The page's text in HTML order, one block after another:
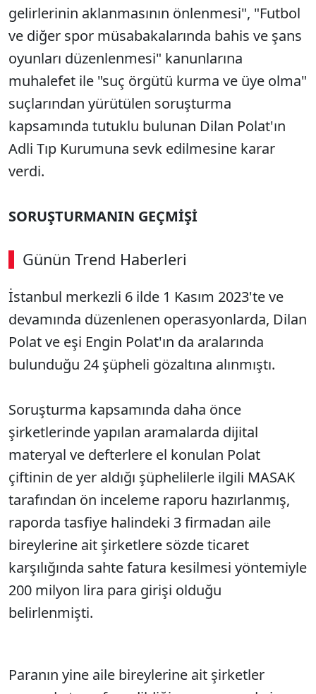
gelirlerinin aklanmasının önlenmesi", "Futbol
ve diğer spor müsabakalarında bahis ve şans
oyunları düzenlenmesi" kanunlarına
muhalefet ile "suç örgütü kurma ve üye olma"
suçlarından yürütülen soruşturma
kapsamında tutuklu bulunan Dilan Polat'ın
Adli Tıp Kurumuna sevk edilmesine karar
verdi.
SORUŞTURMANIN GEÇMİŞİ
Günün Trend Haberleri
İstanbul merkezli 6 ilde 1 Kasım 2023'te ve
devamında düzenlenen operasyonlarda, Dilan
Polat ve eşi Engin Polat'ın da aralarında
bulunduğu 24 şüpheli gözaltına alınmıştı.
Soruşturma kapsamında daha önce
şirketlerinde yapılan aramalarda dijital
materyal ve defterlere el konulan Polat
çiftinin de yer aldığı şüphelilerle ilgili MASAK
tarafından ön inceleme raporu hazırlanmış,
raporda tasfiye halindeki 3 firmadan aile
bireylerine ait şirketlere sözde ticaret
karşılığında sahte fatura kesilmesi yöntemiyle
200 milyon lira para girişi olduğu
belirlenmişti.
Paranın yine aile bireylerine ait şirketler